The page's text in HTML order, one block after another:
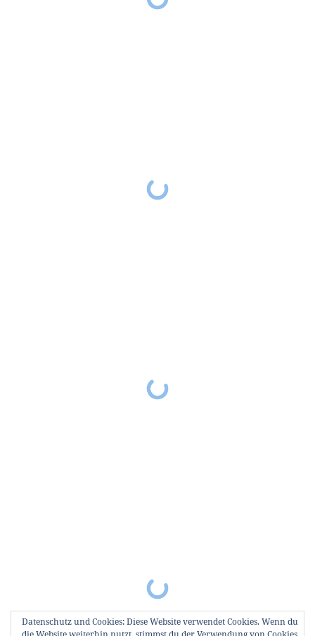
Datenschutz und Cookies: Diese Website verwendet Cookies. Wenn du